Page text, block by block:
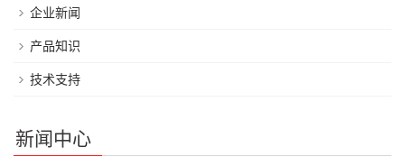
企业新闻
产品知识
技术支持
新闻中心